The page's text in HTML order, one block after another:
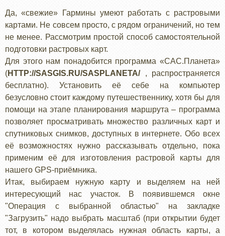
Да, «свежие» Гармины умеют работать с растровыми
картами. Не совсем просто, с рядом ограничений, но тем
не менее. Рассмотрим простой способ самостоятельной
подготовки растровых карт.
Для этого нам понадобится программа «САС.Планета»
(HTTP://SASGIS.RU/SASPLANETA/ , распространяется
бесплатно). Установить её себе на компьютер
безусловно стоит каждому путешественнику, хотя бы для
помощи на этапе планирования маршрута – программа
позволяет просматривать множество различных карт и
спутниковых снимков, доступных в интернете. Обо всех
её возможностях нужно рассказывать отдельно, пока
применим её для изготовления растровой карты для
нашего GPS-приёмника.
Итак, выбираем нужную карту и выделяем на ней
интересующий нас участок. В появившемся окне
"Операция с выбранной областью" на закладке
"Загрузить" надо выбрать масштаб (при открытии будет
тот, в котором выделялась нужная область карты, а